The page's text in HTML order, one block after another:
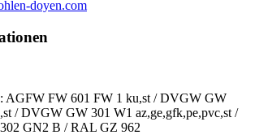
doyen.com
AGFW FW 601 FW 1 ku,st / DVGW GW
/ DVGW GW 301 W1 az,ge,gfk,pe,pvc,st /
GN2 B / RAL GZ 962